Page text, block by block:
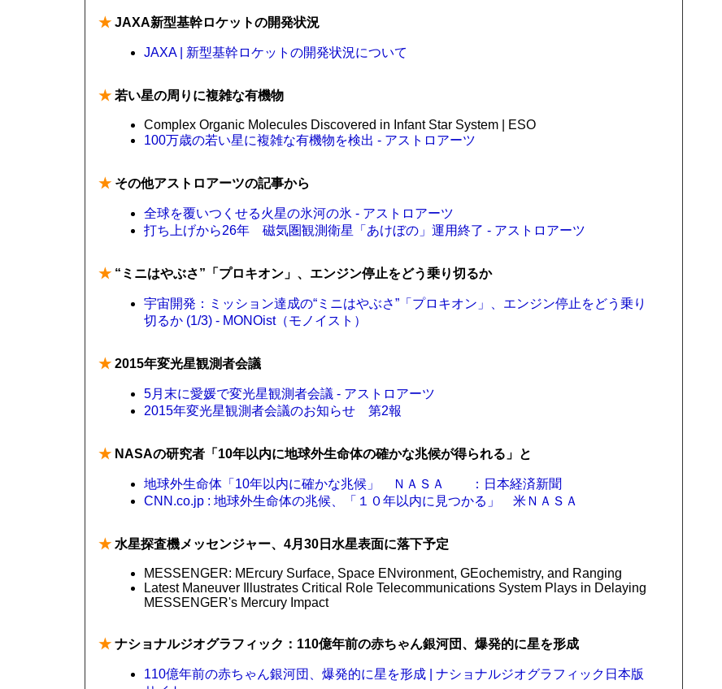
★ JAXA新型基幹ロケットの開発状況
JAXA | 新型基幹ロケットの開発状況について
★ 若い星の周りに複雑な有機物
Complex Organic Molecules Discovered in Infant Star System | ESO
100万歳の若い星に複雑な有機物を検出 - アストロアーツ
★ その他アストロアーツの記事から
全球を覆いつくせる火星の氷河の氷 - アストロアーツ
打ち上げから26年 磁気圏観測衛星「あけぼの」運用終了 - アストロアーツ
★ “ミニはやぶさ”「プロキオン」、エンジン停止をどう乗り切るか
宇宙開発：ミッション達成の“ミニはやぶさ”「プロキオン」、エンジン停止をどう乗り
切るか (1/3) - MONOist（モノイスト）
★ 2015年変光星観測者会議
5月末に愛媛で変光星観測者会議 - アストロアーツ
2015年変光星観測者会議のお知らせ 第2報
★ NASAの研究者「10年以内に地球外生命体の確かな兆候が得られる」と
地球外生命体「10年以内に確かな兆候」 ＮＡＳＡ ：日本経済新聞
CNN.co.jp : 地球外生命体の兆候、「１０年以内に見つかる」 米ＮＡＳＡ
★ 水星探査機メッセンジャー、4月30日水星表面に落下予定
MESSENGER: MErcury Surface, Space ENvironment, GEochemistry, and Ranging
Latest Maneuver Illustrates Critical Role Telecommunications System Plays in Delaying
MESSENGER's Mercury Impact
★ ナショナルジオグラフィック：110億年前の赤ちゃん銀河団、爆発的に星を形成
110億年前の赤ちゃん銀河団、爆発的に星を形成 | ナショナルジオグラフィック日本版